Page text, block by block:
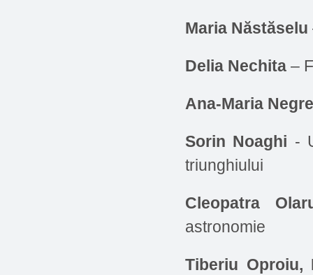
Maria Năstăselu
Delia Nechita –
Ana-Maria
Sorin Noaghi -
triunghiului
Cleopatra
astronomie
Tiberiu